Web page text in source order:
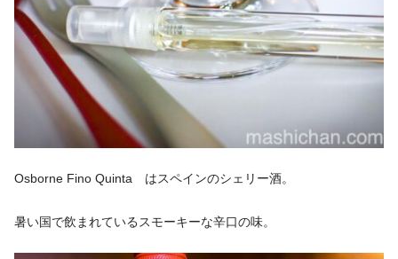
Osborne Fino Quinta はスペインのシェリー酒。
暑い国で飲まれているスモーキーな辛口の味。